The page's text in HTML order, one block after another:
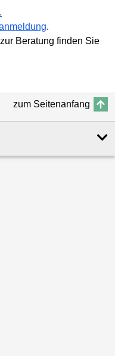
.
Beratung finden Sie
zum Seitenanfang